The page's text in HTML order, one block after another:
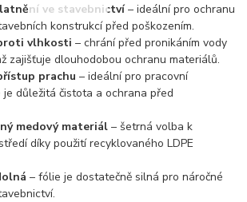
ve stavebnictví– ideální pro ochranu
konstrukcí před poškozením.
vlhkosti – chrání před pronikáním vody
zajišťuje dlouhodobou ochranu materiálů.
prachu – ideální pro pracovní
je důležitá čistota a ochrana před
medový materiál – šetrná volba k
díky použití recyklovaného LDPE
– fólie je dostatečně silná pro náročné